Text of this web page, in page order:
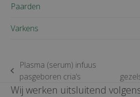
Paarden
Varkens
previous
post:
Plasma (serum) infuus
pasgeboren cria’s
next
post:
Wij werken uitsluitend